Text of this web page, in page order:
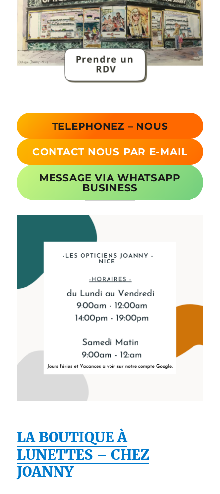
TELEPHONEZ – NOUS
CONTACT NOUS PAR E-MAIL
MESSAGE VIA WHATSAPP
BUSINESS
LA BOUTIQUE À
LUNETTES – CHEZ
JOANNY